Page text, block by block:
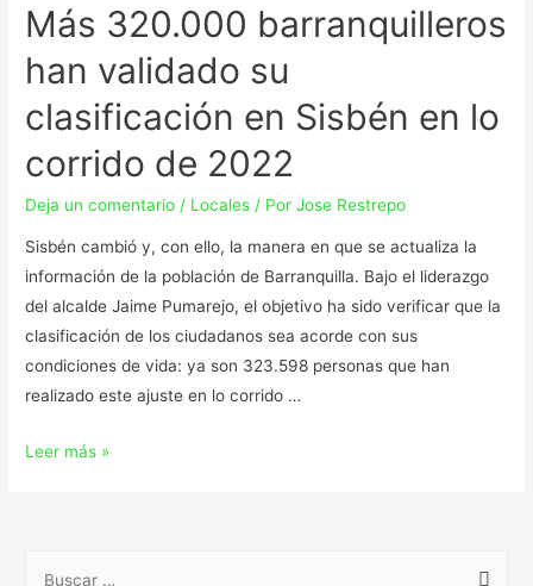
Más 320.000 barranquilleros
han validado su
clasificación en Sisbén en lo
corrido de 2022
Deja un comentario / Locales / PorJose Restrepo
Sisbén cambió y, con ello, la manera en que se actualiza la
información de la población de Barranquilla. Bajo el liderazgo
del alcalde Jaime Pumarejo, el objetivo ha sido verificar que la
clasificación de los ciudadanos sea acorde con sus
condiciones de vida: ya son 323.598 personas que han
realizado este ajuste en lo corrido …
Leer más »